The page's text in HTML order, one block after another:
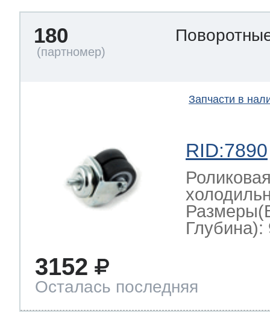
180
Запчасти в
RID:7890
Глубина):
3152
Осталась последняя